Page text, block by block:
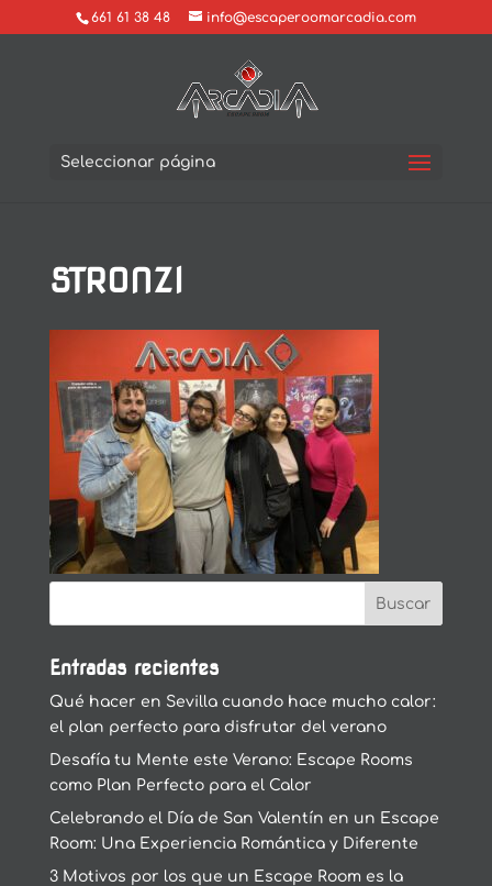
661 61 38 48 info@escaperoomarcadia.com
Seleccionar página
STRONZI
Entradas recientes
Qué hacer en Sevilla cuando hace mucho calor:
el plan perfecto para disfrutar del verano
Desafía tu Mente este Verano: Escape Rooms
como Plan Perfecto para el Calor
Celebrando el Día de San Valentín en un Escape
Room: Una Experiencia Romántica y Diferente
3 Motivos por los que un Escape Room es la